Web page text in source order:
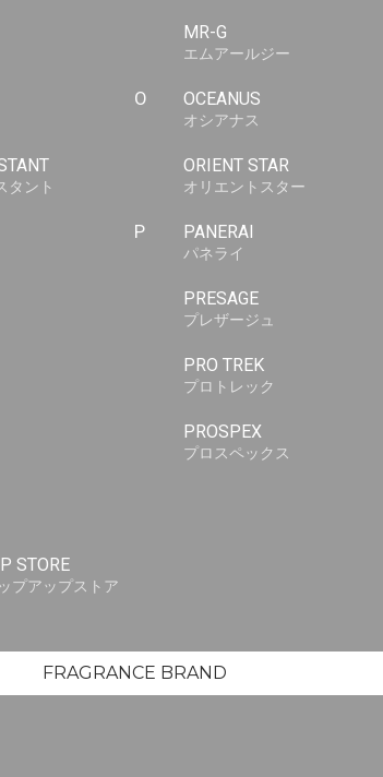
タント
STORE
プアップストア
MR-G
エムアールジー
O OCEANUS
オシアナス
ORIENT STAR
オリエントスター
P PANERAI
パネライ
PRESAGE
プレザージュ
PRO TREK
プロトレック
PROSPEX
プロスペックス
FRAGRANCE BRAND